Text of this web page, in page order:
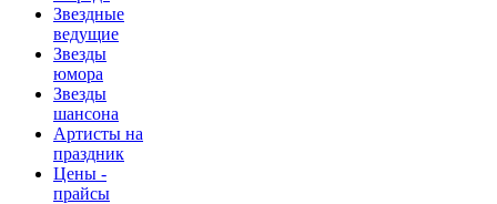
Звездные
ведущие
Звезды
юмора
Звезды
шансона
Артисты на
праздник
Цены -
прайсы